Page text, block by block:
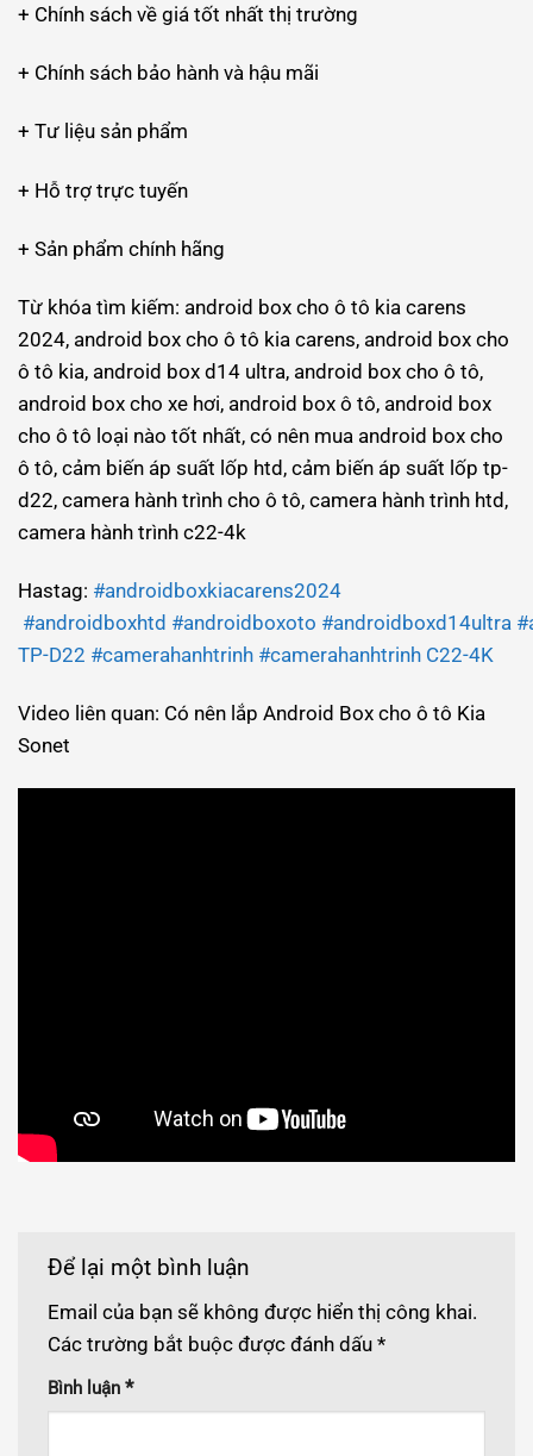
+ Chính sách về giá tốt nhất thị trường
+ Chính sách bảo hành và hậu mãi
+ Tư liệu sản phẩm
+ Hỗ trợ trực tuyến
+ Sản phẩm chính hãng
Từ khóa tìm kiếm: android box cho ô tô kia carens
2024, android box cho ô tô kia carens, android box cho
ô tô kia, android box d14 ultra, android box cho ô tô,
android box cho xe hơi, android box ô tô, android box
cho ô tô loại nào tốt nhất, có nên mua android box cho
ô tô, cảm biến áp suất lốp htd, cảm biến áp suất lốp tp-
d22, camera hành trình cho ô tô, camera hành trình htd,
camera hành trình c22-4k
Hastag: #androidboxkiacarens2024
#androidboxhtd #androidboxoto #androidboxd14ultra
TP-D22 #camerahanhtrinh #camerahanhtrinh C22-4K
Video liên quan: Có nên lắp Android Box cho ô tô Kia
Sonet
Để lại một bình luận
Email của bạn sẽ không được hiển thị công khai.
Các trường bắt buộc được đánh dấu *
Bình luận *